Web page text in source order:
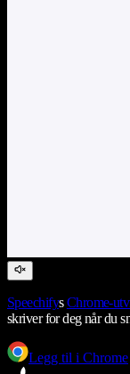
SpeechifysChrome-
skriver for deg når du
Legg til i Chrome